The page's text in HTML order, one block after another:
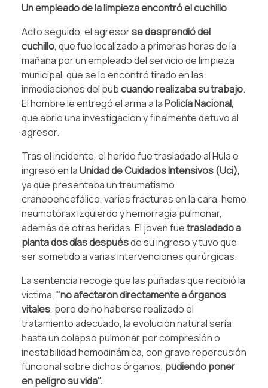
Un empleado de la limpieza encontró el cuchillo
Acto seguido, el agresorse desprendió del
cuchillo, que fue localizado a primeras horas de la
mañana por un empleado del servicio de limpieza
municipal, que se lo encontró tirado en las
inmediaciones del pubcuando realizaba su trabajo.
El hombre le entregó el arma a laPolicía Nacional,
que abrió una investigación y finalmente detuvo al
agresor.
Tras el incidente, el herido fue trasladado al Hula e
ingresó en laUnidad de Cuidados Intensivos (Uci),
ya que presentaba un traumatismo
craneoencefálico, varias fracturas en la cara, hemo
neumotórax izquierdo y hemorragia pulmonar,
además de otras heridas. El joven fuetrasladado a
planta dos días despuésde su ingreso y tuvo que
ser sometido a varias intervenciones quirúrgicas.
La sentencia recoge que las puñadas que recibió la
víctima, "no afectaron directamente a órganos
vitales, pero de no haberse realizado el
tratamiento adecuado, la evolución natural sería
hasta un colapso pulmonar por compresión o
inestabilidad hemodinámica, con grave repercusión
funcional sobre dichos órganos, pudiendo poner
en peligro su vida".